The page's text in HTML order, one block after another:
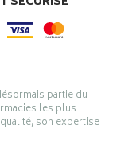
partie du
les plus
son expertise